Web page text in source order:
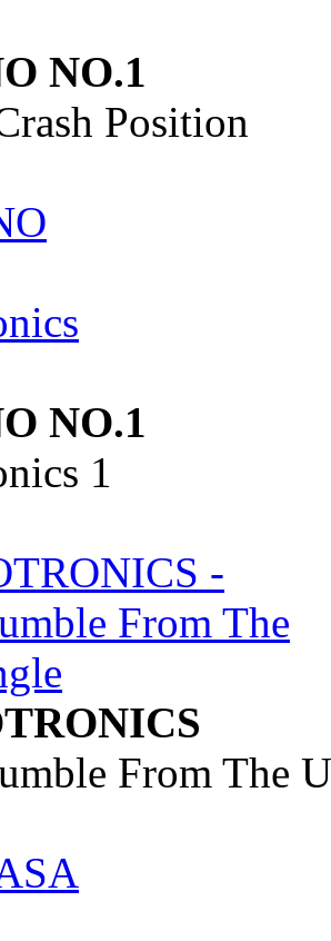
NO.1
Position
NO.1
1
From The